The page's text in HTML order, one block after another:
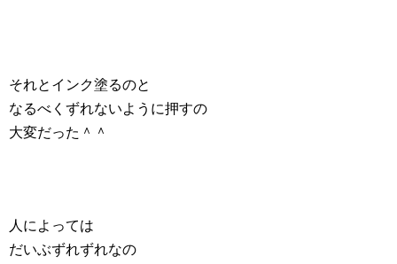
それとインク塗るのと
なるべくずれないように押すの
大変だった＾＾
人によっては
だいぶずれずれなの